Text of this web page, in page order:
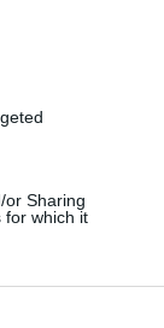
or Sharing
for which it
mind